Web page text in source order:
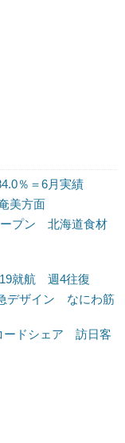
％＝6月実績
美方面
ープン 北海道食材
19就航 週4往復
デザイン なにわ筋
ードシェア 訪日客